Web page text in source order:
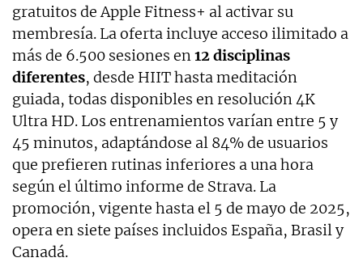
gratuitos de Apple Fitness+ al activar su
membresía. La oferta incluye acceso ilimitado a
más de 6.500 sesiones en12 disciplinas
diferentes, desde HIIT hasta meditación
guiada, todas disponibles en resolución 4K
Ultra HD. Los entrenamientos varían entre 5 y
45 minutos, adaptándose al 84% de usuarios
que prefieren rutinas inferiores a una hora
según el último informe de Strava. La
promoción, vigente hasta el 5 de mayo de 2025,
opera en siete países incluidos España, Brasil y
Canadá.